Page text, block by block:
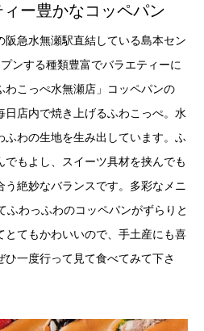
ー豊かなコッペパン
阪急水無瀬駅直結している島本セン
ンする種類豊富でバラエティーに
わこっぺ水無瀬店」コッペパンの
日店内で焼き上げるふわこっぺ。水
わの生地を生み出しています。ふ
もよし、スイーツ具材を挟んでも
う絶妙なバランスです。多彩なメニ
ふわっふわのコッペパンがずらりと
とてもかわいいので、手土産にも喜
一度行って見て食べてみて下さ